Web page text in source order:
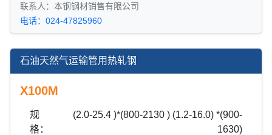
联系人：本钢钢材销售有限公司
电话：024-47825960
石油天然气运输管用热轧钢
X100M
规
格：
(2.0-25.4 )*(800-2130 ) (1.2-16.0) *(900-
1630)